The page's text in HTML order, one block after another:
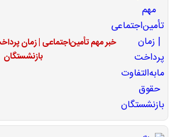
خبر مهم تأمین‌اجتماعی | زمان
بازنشستگان